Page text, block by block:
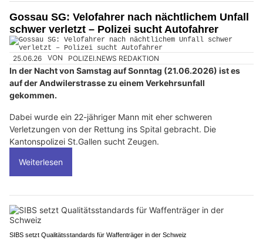
Gossau SG: Velofahrer nach nächtlichem Unfall
schwer verletzt – Polizei sucht Autofahrer
25.06.26 VON POLIZEI.NEWS REDAKTION
In der Nacht von Samstag auf Sonntag (21.06.2026) ist es
auf der Andwilerstrasse zu einem Verkehrsunfall
gekommen.
Dabei wurde ein 22-jähriger Mann mit eher schweren
Verletzungen von der Rettung ins Spital gebracht. Die
Kantonspolizei St.Gallen sucht Zeugen.
Weiterlesen
SIBS setzt Qualitätsstandards für Waffenträger in der Schweiz